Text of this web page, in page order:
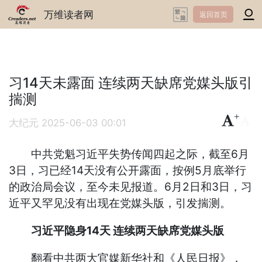
万维读者网 返回首页
习14天未露面 连续两天缺席党媒头版引
揣测
大纪元 2025-06-03 00:01
+
中共党魁习近平失势传闻四起之际，截至6月
3日，习已经14天没有公开露面，按例5月底举行
的政治局会议，至今未见报道。6月2日和3日，习
近平又罕见没有出现在党媒头版，引发揣测。
习近平隐身14天 连续两天缺席党媒头版
翻看中共两大官媒新华社和《人民日报》，